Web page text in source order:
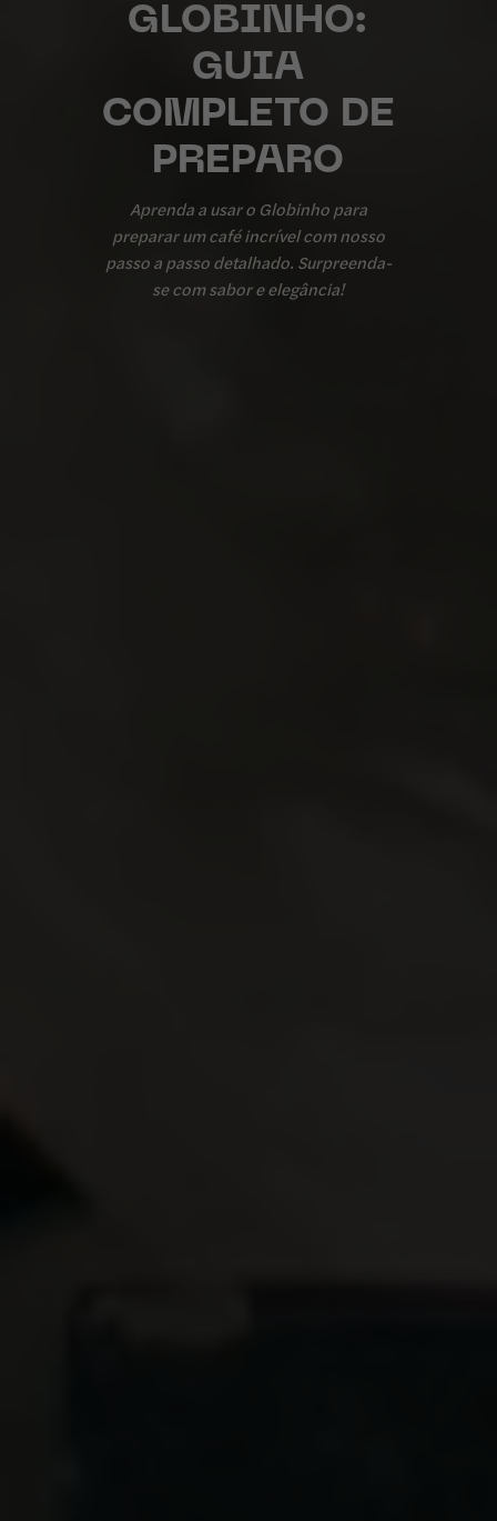
GLOBINHO:
GUIA
COMPLETO DE
PREPARO
Aprenda a usar o Globinho para
preparar um café incrível com nosso
passo a passo detalhado. Surpreenda-
se com sabor e elegância!